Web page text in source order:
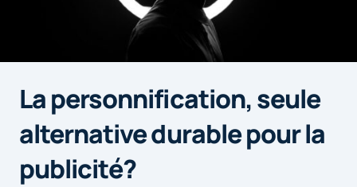
La personnification, seule
alternative durable pour la
publicité?